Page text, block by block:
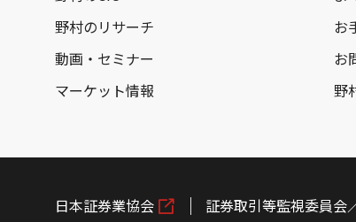
野村のリサーチ
動画・セミナー
マーケット情報
お
お
野
日本証券業協会 証券取引等監視委員会